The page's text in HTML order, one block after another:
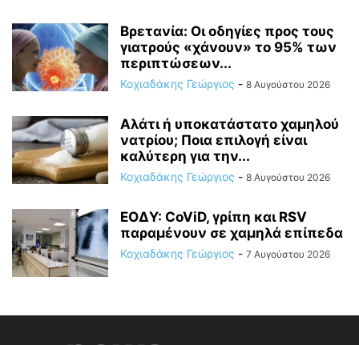
Βρετανία: Οι οδηγίες προς τους
γιατρούς «χάνουν» το 95% των
περιπτώσεων...
Κοχιαδάκης Γεώργιος - 8 Αυγούστου 2026
Αλάτι ή υποκατάστατο χαμηλού
νατρίου; Ποια επιλογή είναι
καλύτερη για την...
Κοχιαδάκης Γεώργιος - 8 Αυγούστου 2026
ΕΟΔΥ: CoViD, γρίπη και RSV
παραμένουν σε χαμηλά επίπεδα
Κοχιαδάκης Γεώργιος - 7 Αυγούστου 2026